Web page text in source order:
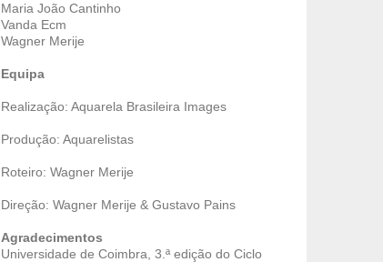
Maria João Cantinho
Vanda Ecm
Wagner Merije
Equipa
Realização: Aquarela Brasileira Images
Produção: Aquarelistas
Roteiro: Wagner Merije
Direção: Wagner Merije & Gustavo Pains
Agradecimentos
Universidade de Coimbra, 3.ª edição do Ciclo